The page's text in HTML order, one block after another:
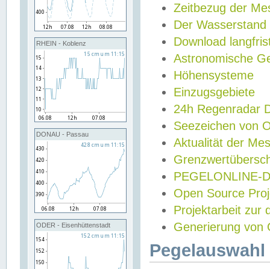
RHEIN - Koblenz
DONAU - Passau
ODER - Eisenhüttenstadt
Zeitbezug der
Der Wasserstand
Download
Astronomische
Höhensysteme
Einzugsgebiete
24h Regenradar
Seezeichen von
Aktualität der
PEGELONLINE-
Open Source
Projektarbeit zur
Generierung von